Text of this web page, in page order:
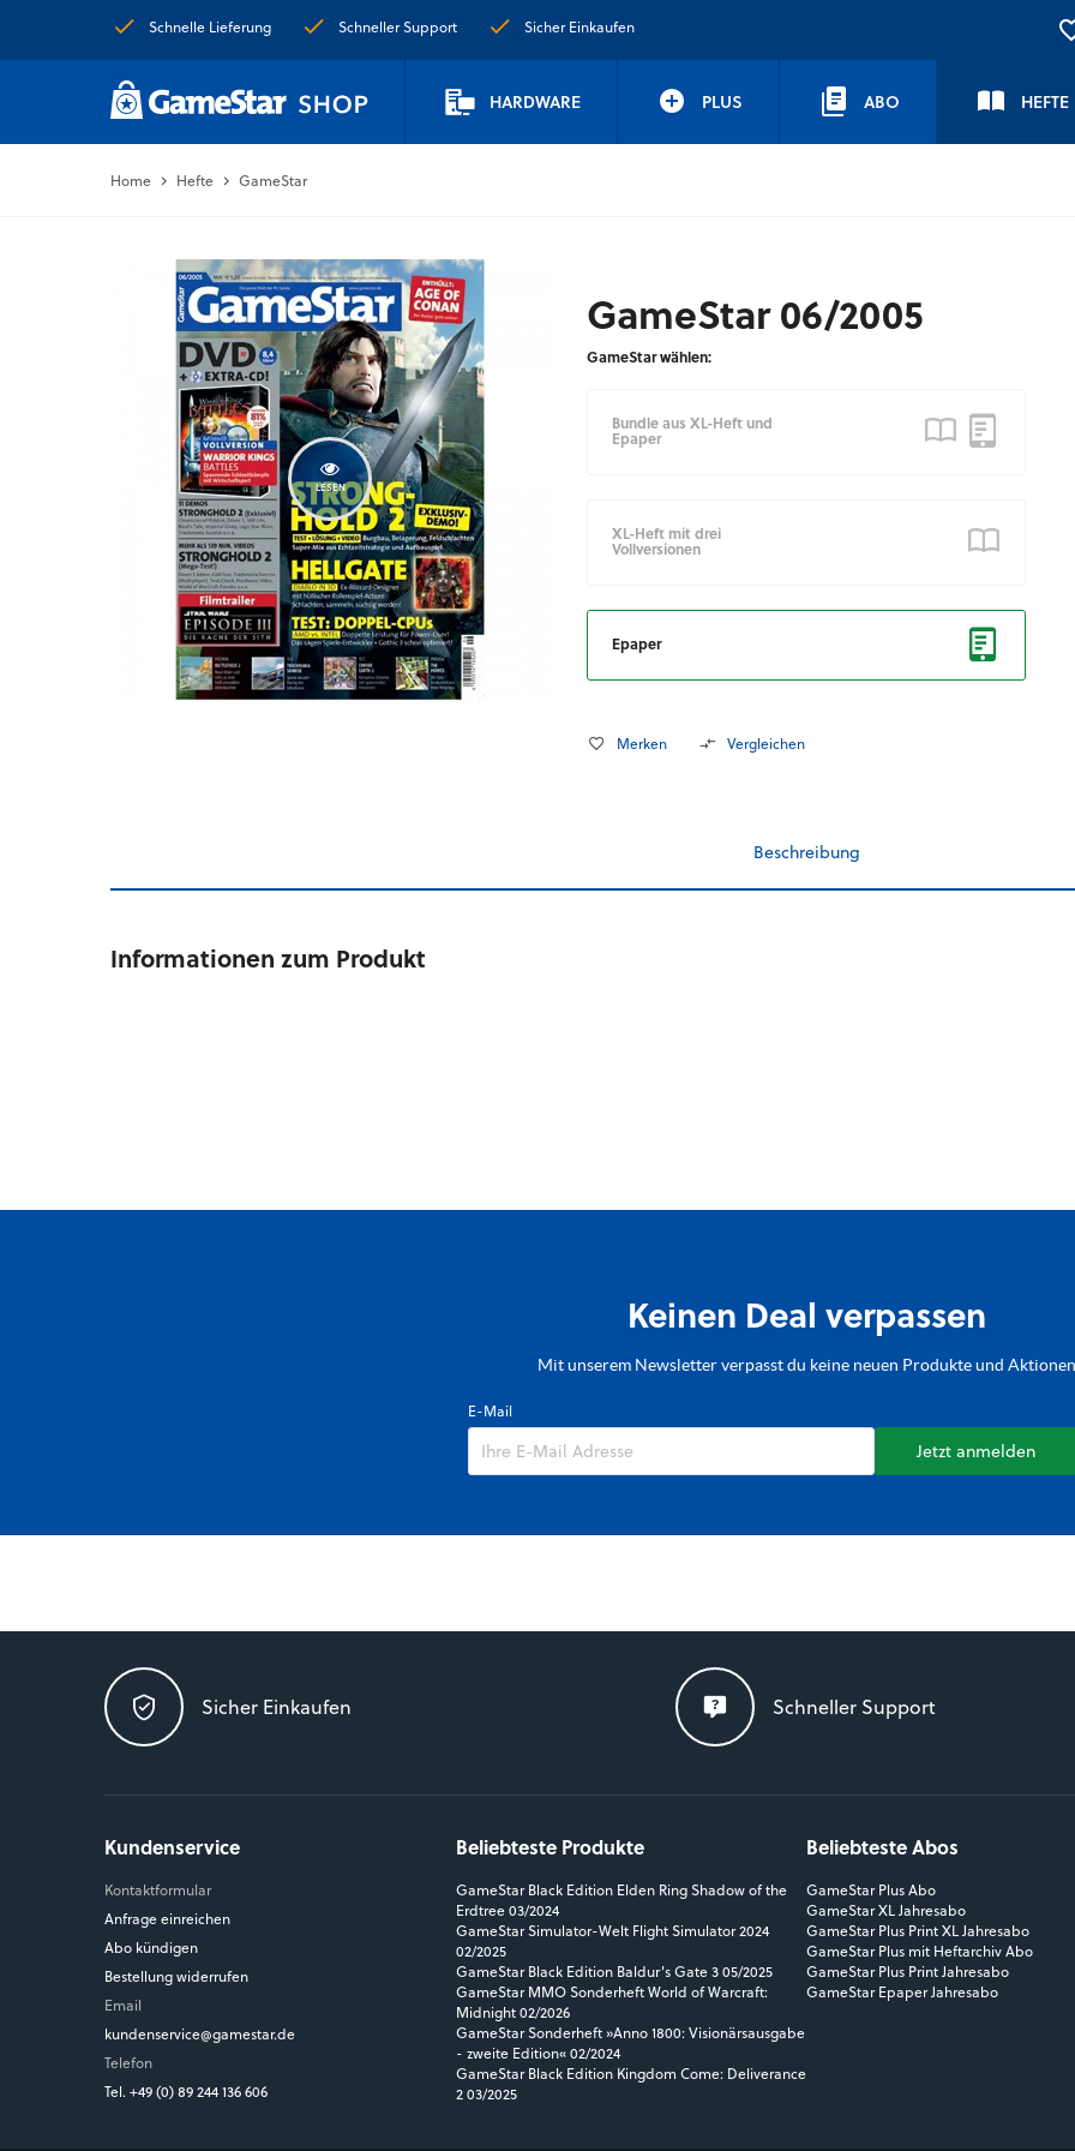
Schnelle Lieferung Schneller Support Sicher Einkaufen
HARDWARE PLUS ABO HEFTE
Home Hefte GameStar
LESEN
GameStar 06/2005
GameStar wählen:
Bundle aus XL-Heft und
Epaper
XL-Heft mit drei
Vollversionen
Epaper
Merken Vergleichen
Beschreibung
Informationen zum Produkt
Keinen Deal verpassen
Mit unserem Newsletter verpasst du keine neuen Produkte und Aktionen
E-Mail
Jetzt anmelden
Sicher Einkaufen Schneller Support
Kundenservice
Kontaktformular
Anfrage einreichen
Abo kündigen
Bestellung widerrufen
Email
kundenservice@gamestar.de
Telefon
Tel. +49 (0) 89 244 136 606
Beliebteste Produkte
GameStar Black Edition Elden Ring Shadow of the
Erdtree 03/2024
GameStar Simulator-Welt Flight Simulator 2024
02/2025
GameStar Black Edition Baldur's Gate 3 05/2025
GameStar MMO Sonderheft World of Warcraft:
Midnight 02/2026
GameStar Sonderheft »Anno 1800: Visionärsausgabe
- zweite Edition« 02/2024
GameStar Black Edition Kingdom Come: Deliverance
2 03/2025
Beliebteste Abos
GameStar Plus Abo
GameStar XL Jahresabo
GameStar Plus Print XL Jahresabo
GameStar Plus mit Heftarchiv Abo
GameStar Plus Print Jahresabo
GameStar Epaper Jahresabo